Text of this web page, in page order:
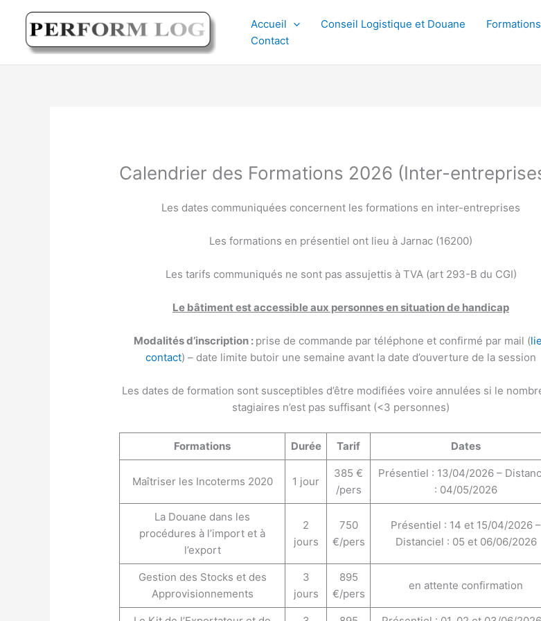
contenu
Accueil Conseil Logistique et Douane
Contact
Calendrier des Formations 2026 (Inter-
Les dates communiquées concernent les formations en inter-entreprises
Les formations en présentiel ont lieu à Jarnac (16200)
Les tarifs communiqués ne sont pas assujettis à TVA (art 293-B du CGI)
Le bâtiment est accessible aux personnes en situation de handicap
Modalités d’inscription : prise de commande par téléphone et confirmé par mail (
contact) – date limite butoir une semaine avant la date d’ouverture de la session
Les dates de formation sont susceptibles d’être modifiées voire annulées si le
stagiaires n’est pas suffisant (<3 personnes)
Formations Durée Tarif Dates
Maîtriser les Incoterms 2020 1 jour
385 €
/pers
Présentiel : 13/04/2026 –
: 04/05/2026
La Douane dans les
procédures à l’import et à
l’export
2
jours
750
€/pers
Présentiel : 14 et 15/04/2026 –
Distanciel : 05 et 06/06/2026
Gestion des Stocks et des
Approvisionnements
3
jours
895
€/pers
en attente confirmation